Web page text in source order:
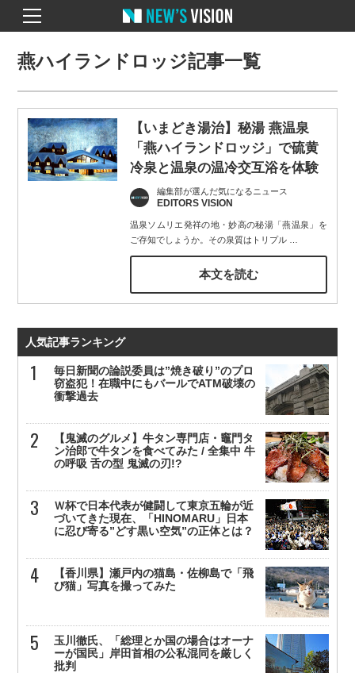
燕ハイランドロッジ記事一覧
【いまどき湯治】秘湯 燕温泉
「燕ハイランドロッジ」で硫黄
冷泉と温泉の温冷交互浴を体験
編集部が選んだ気になるニュース
EDITORS VISION
温泉ソムリエ発祥の地・妙高の秘湯「燕温泉」を
ご存知でしょうか。その泉質はトリプル…
本文を読む
人気記事ランキング
毎日新聞の論説委員は”焼き破り”のプロ
窃盗犯！在職中にもバールでATM破壊の
衝撃過去
【鬼滅のグルメ】牛タン専門店・竈門タ
ン治郎で牛タンを食べてみた / 全集中 牛
の呼吸 舌の型 鬼滅の刃!?
Ｗ杯で日本代表が健闘して東京五輪が近
づいてきた現在、「HINOMARU」日本
に忍び寄る”どす黒い空気”の正体とは？
【香川県】瀬戸内の猫島・佐柳島で「飛
び猫」写真を撮ってみた
玉川徹氏、「総理とか国の場合はオーナ
ーが国民」岸田首相の公私混同を厳しく
批判